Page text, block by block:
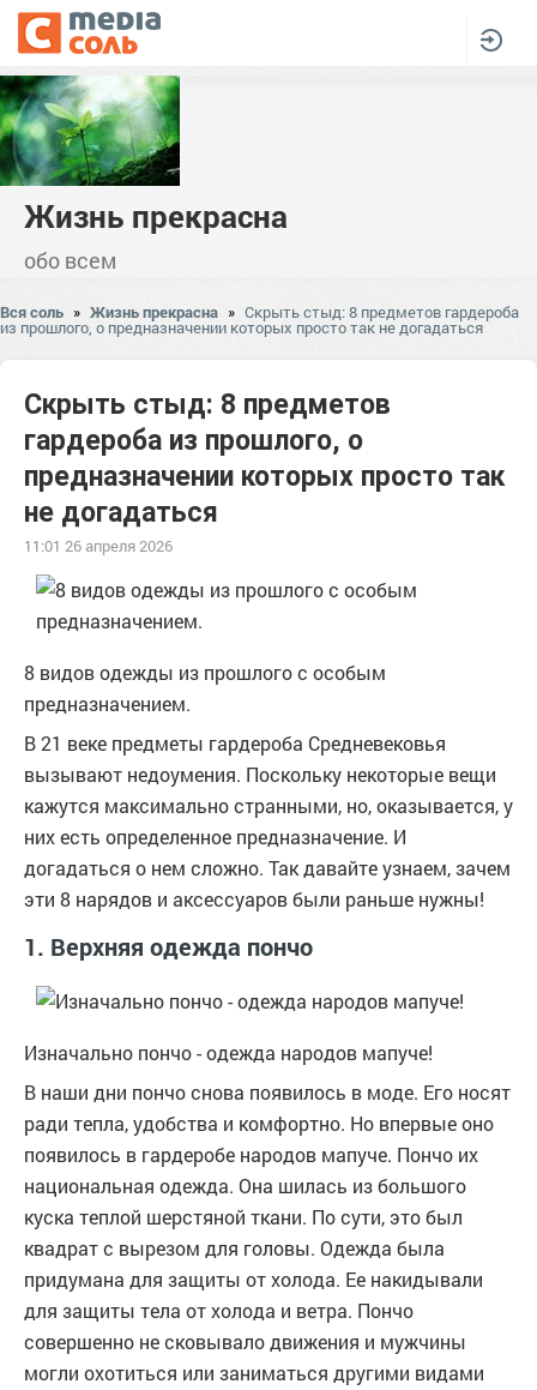
Жизнь прекрасна
обо всем
Вся соль » Жизнь прекрасна » Скрыть стыд: 8 предметов гардероба
из прошлого, о предназначении которых просто так не догадаться
Скрыть стыд: 8 предметов
гардероба из прошлого, о
предназначении которых просто так
не догадаться
11:01 26 апреля 2026
8 видов одежды из прошлого с особым
предназначением.
В 21 веке предметы гардероба Средневековья
вызывают недоумения. Поскольку некоторые вещи
кажутся максимально странными, но, оказывается, у
них есть определенное предназначение. И
догадаться о нем сложно. Так давайте узнаем, зачем
эти 8 нарядов и аксессуаров были раньше нужны!
1. Верхняя одежда пончо
Изначально пончо - одежда народов мапуче!
В наши дни пончо снова появилось в моде. Его носят
ради тепла, удобства и комфортно. Но впервые оно
появилось в гардеробе народов мапуче. Пончо их
национальная одежда. Она шилась из большого
куска теплой шерстяной ткани. По сути, это был
квадрат с вырезом для головы. Одежда была
придумана для защиты от холода. Ее накидывали
для защиты тела от холода и ветра. Пончо
совершенно не сковывало движения и мужчины
могли охотиться или заниматься другими видами